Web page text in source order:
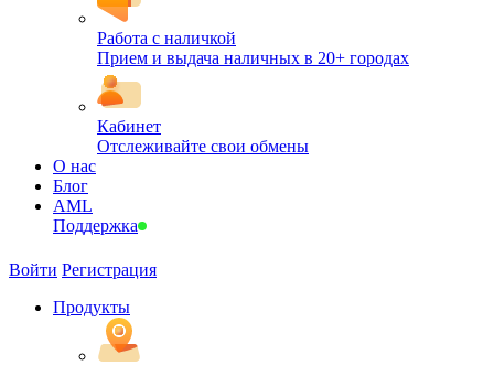
Работа с наличкой
Прием и выдача наличных в 20+ городах
Кабинет
Отслеживайте свои обмены
О нас
Блог
AML
Поддержка
Войти Регистрация
Продукты